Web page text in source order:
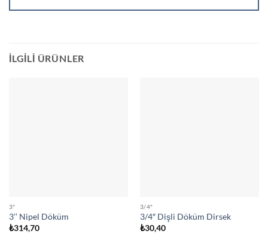
İLGILI ÜRÜNLER
3"
3’’ Nipel Döküm
₺314,70
3/4"
3/4″ Dişli Döküm Dirsek
₺30,40